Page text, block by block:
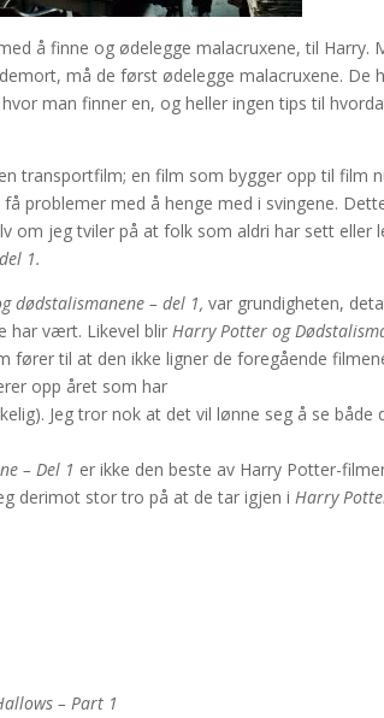
å finne og ødelegge malacruxene, til Harry.
må de først ødelegge malacruxene. De
man finner en, og heller ingen tips til
transportfilm; en film som bygger opp til film
problemer med å henge med i svingene.
om jeg tviler på at folk som aldri har sett eller
1.
dødstalismanene – del 1,var grundigheten,
har vært. Likevel blirHarry Potter og
fører til at den ikke ligner de foregående
opp året som har
Jeg tror nok at det vil lønne seg å se både
– Del 1 er ikke den beste av Harry Potter-
derimot stor tro på at de tar igjen iHarry
– Part 1